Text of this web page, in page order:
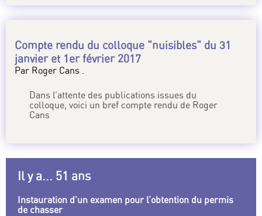
Compte rendu du colloque "nuisibles" du 31
janvier et 1er février 2017
Par Roger Cans .
Dans l’attente des publications issues du
colloque, voici un bref compte rendu de Roger
Cans
Il y a... 51 ans
Instauration d’un examen pour l’obtention du permis
de chasser